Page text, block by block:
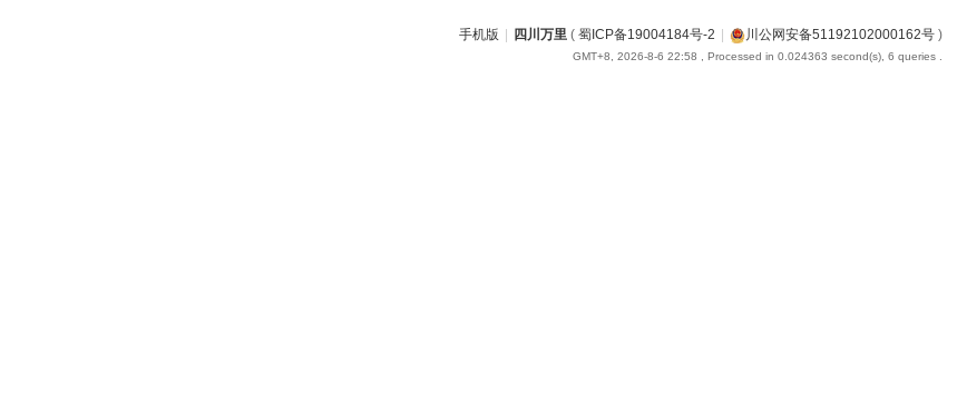
手机版 四川万里( 蜀ICP备19004184号-2 川公网安备51192102000162号)
GMT+8, 2026-8-6 22:58 , Processed in 0.024363 second(s), 6 queries .